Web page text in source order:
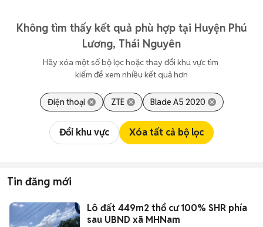
Không tìm thấy kết quả phù hợp tại Huyện Phú
Lương, Thái Nguyên
Hãy xóa một số bộ lọc hoặc thay đổi khu vực tìm
kiếm để xem nhiều kết quả hơn
Điện thoại ZTE Blade A5 2020
Đổi khu vực Xóa tất cả bộ lọc
Tin đăng mới
Lô đất 449m2 thổ cư 100% SHR phía
sau UBND xã MHNam